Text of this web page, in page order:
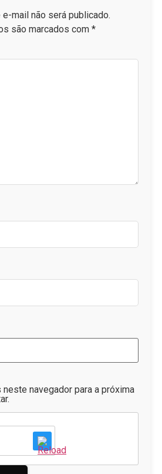
mail não será publicado.
são marcados com *
navegador para a próxima